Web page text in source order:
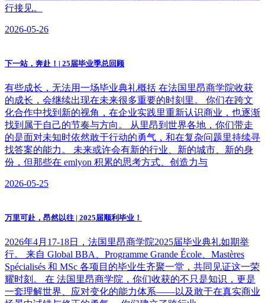
行接见。
2026-05-26
下一站，奔赴！| 25届毕业季总回顾
有些成长，无法用一场毕业典礼概括 在法国里昂商学院收获
的成长，会继续出现在未来很多重要的时刻里。 你们在跨文
化合作中找到新的视角，在企业实践里重新认识商业，也逐渐
找到属于自己的节奏与方向。 从里昂到世界各地，你们带走
的是面对未知时依然敢于行动的勇气，和在复杂问题里持续寻
找答案的能力。 未来或许会有新的行业、新的城市、新的身
份，但那些在 emlyon 积累的思考方式、创造力与
2026-05-25
万里可赴，昂然以往 | 2025届顺利毕业！
2026年4月17-18日，法国里昂商学院2025届毕业典礼如期举
行。 来自 Global BBA、Programme Grande École、Mastères
Spécialisés 和 MSc 各项目的毕业生齐聚一堂，共同见证这一荣
耀时刻。 在 法国里昂商学院，你们收获的不只是知识，更是
一套理解世界、应对变化的能力体系——以及敢于在真实商业